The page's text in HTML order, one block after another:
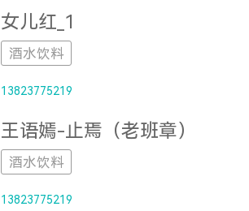
队...... 您所见到的每一件“玉蝶轩”“玥璞”产
体员工的精心制作。
女儿红_1
酒水饮料
13823775219
王语嫣-止焉（老班章）
酒水饮料
13823775219